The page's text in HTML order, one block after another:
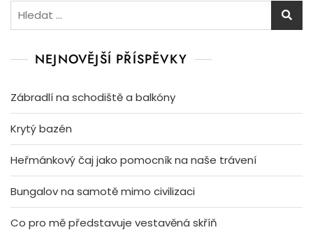
Vyhledávání
NEJNOVĚJŠÍ PŘÍSPĚVKY
Zábradlí na schodiště a balkóny
Krytý bazén
Heřmánkový čaj jako pomocník na naše trávení
Bungalov na samotě mimo civilizaci
Co pro mě představuje vestavěná skříň